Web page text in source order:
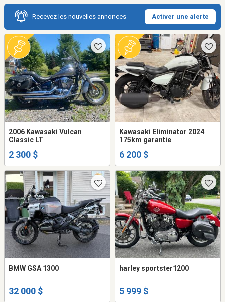
Recevez les nouvelles annonces Activer une alerte
2006 Kawasaki Vulcan
Classic LT
2 300 $
Kawasaki Eliminator 2024
175km garantie
6 200 $
BMW GSA 1300
32 000 $
harley sportster1200
5 999 $